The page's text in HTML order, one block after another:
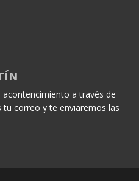
a través de
correo y te enviaremos las